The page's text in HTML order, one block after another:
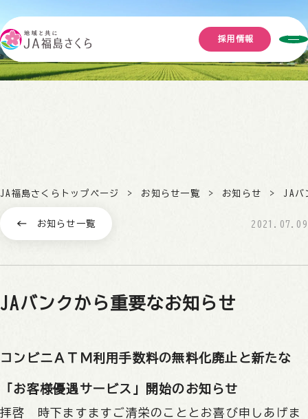
採用情報
JA福島さくらトップページ お知らせ一覧 お知らせ JAバ
お知らせ一覧 2021.07.09
JAバンクから重要なお知らせ
コンビニＡＴＭ利用手数料の無料化廃止と新たな
「お客様優遇サービス」開始のお知らせ
拝啓 時下ますますご清栄のこととお喜び申しあげま